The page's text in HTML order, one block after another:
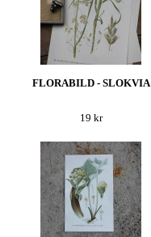
FLORABILD - SLOKVIA
19 kr